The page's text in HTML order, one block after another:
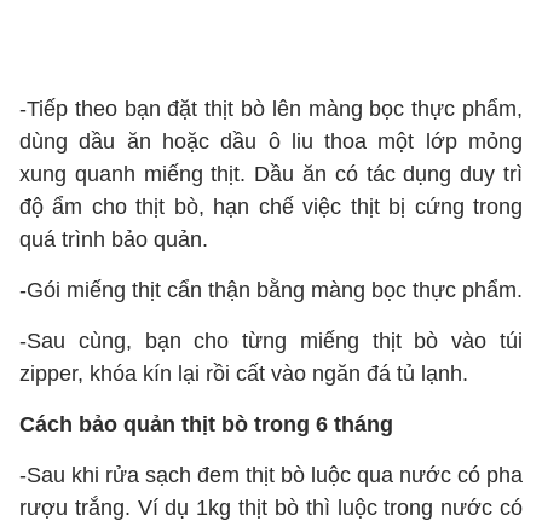
-Tiếp theo bạn đặt thịt bò lên màng bọc thực phẩm,
dùng dầu ăn hoặc dầu ô liu thoa một lớp mỏng
xung quanh miếng thịt. Dầu ăn có tác dụng duy trì
độ ẩm cho thịt bò, hạn chế việc thịt bị cứng trong
quá trình bảo quản.
-Gói miếng thịt cẩn thận bằng màng bọc thực phẩm.
-Sau cùng, bạn cho từng miếng thịt bò vào túi
zipper, khóa kín lại rồi cất vào ngăn đá tủ lạnh.
Cách bảo quản thịt bò trong 6 tháng
-Sau khi rửa sạch đem thịt bò luộc qua nước có pha
rượu trắng. Ví dụ 1kg thịt bò thì luộc trong nước có